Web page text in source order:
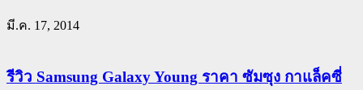
มี.ค. 17, 2014
รีวิว Samsung Galaxy Young ราคา ซัมซุง กาแล็คซี่